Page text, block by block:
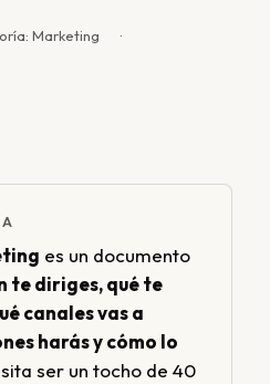
Marketing
es un documento
te diriges, qué te
canales vas a
harás y cómo lo
ser un tocho de 40